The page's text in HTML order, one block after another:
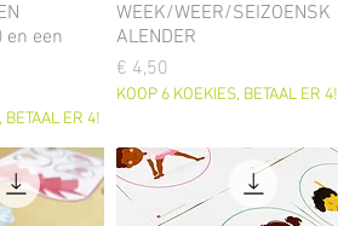
en een
BETAAL ER 4!
WEEK/WEER/SEIZOENSK
ALENDER
Prijs
€ 4,50
KOOP 6 KOEKIES, BETAAL ER 4!